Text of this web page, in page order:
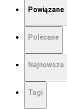
Powiązane
Polecane
Najnowsze
Tagi